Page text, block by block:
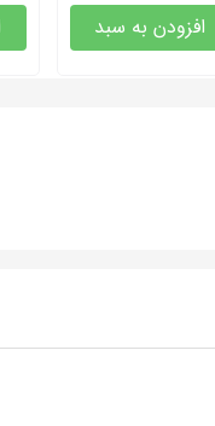
افزودن به سبد